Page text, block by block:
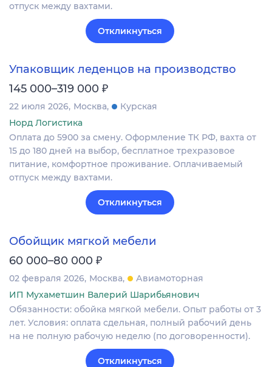
отпуск между вахтами.
Откликнуться
Упаковщик леденцов на производство
145 000–319 000 ₽
22 июля 2026 Москва
Курская
Норд Логистика
Оплата до 5900 за смену. Оформление ТК РФ, вахта от
15 до 180 дней на выбор, бесплатное трехразовое
питание, комфортное проживание. Оплачиваемый
отпуск между вахтами.
Откликнуться
Обойщик мягкой мебели
60 000–80 000 ₽
02 февраля 2026 Москва
Авиамоторная
ИП Мухаметшин Валерий Шарибьянович
Обязанности: обойка мягкой мебели. Опыт работы от 3
лет. Условия: оплата сдельная, полный рабочий день
на не полную рабочую неделю (по договоренности).
Откликнуться